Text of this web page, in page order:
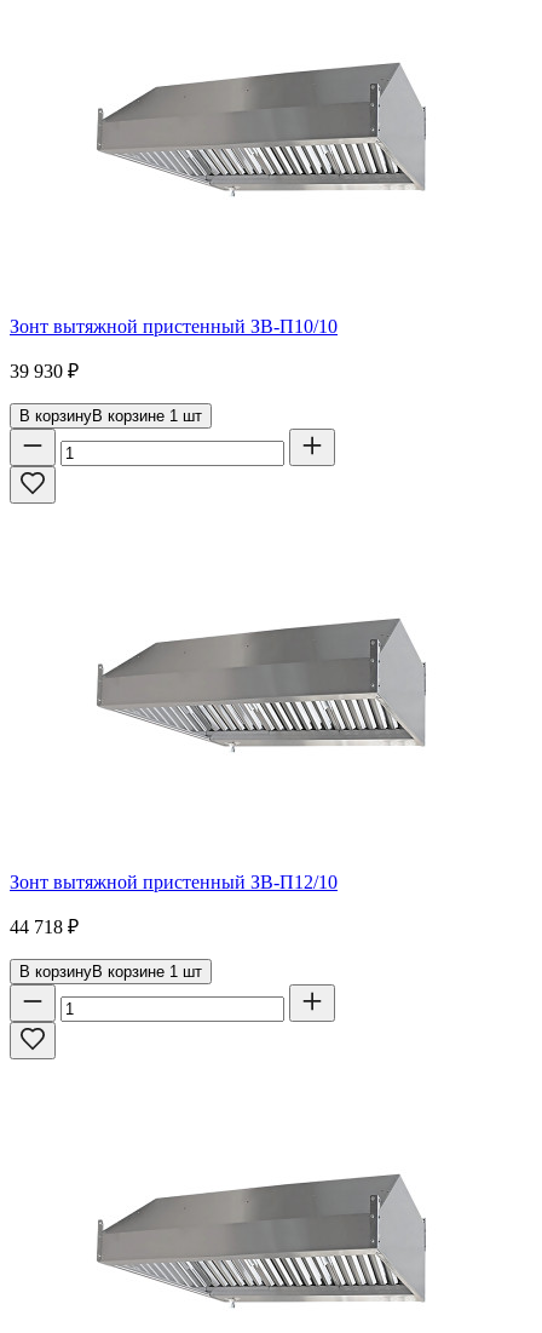
Зонт вытяжной пристенный ЗВ-П10/10
39 930 ₽
В корзинуВ корзине 1 шт
Зонт вытяжной пристенный ЗВ-П12/10
44 718 ₽
В корзинуВ корзине 1 шт